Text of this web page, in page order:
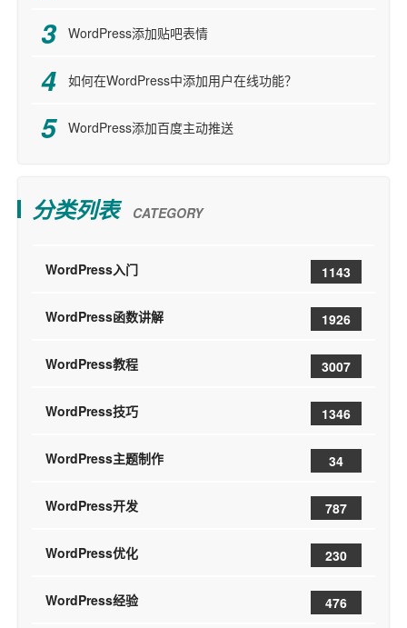
WordPress添加贴吧表情
如何在WordPress中添加用户在线功能？
WordPress添加百度主动推送
分类列表 CATEGORY
WordPress入门 1143
WordPress函数讲解 1926
WordPress教程 3007
WordPress技巧 1346
WordPress主题制作 34
WordPress开发 787
WordPress优化 230
WordPress经验 476